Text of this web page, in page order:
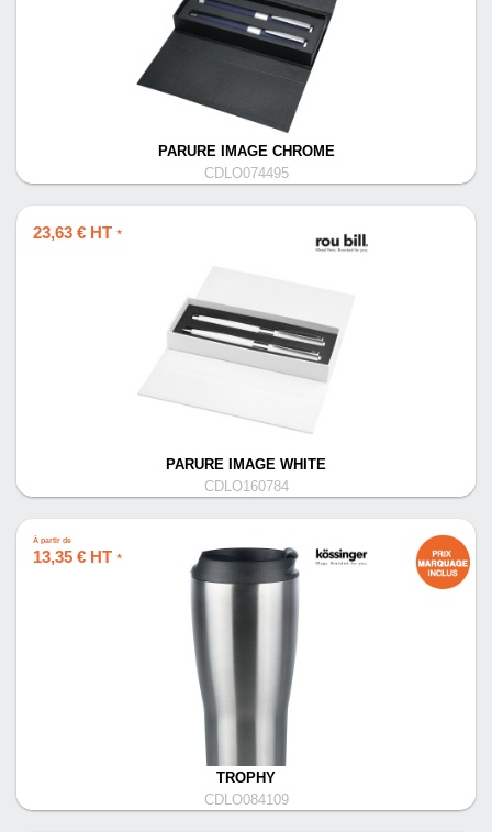
PARURE IMAGE CHROME
CDLO074495
23,63 € HT *
PARURE IMAGE WHITE
CDLO160784
À partir de
13,35 € HT *
TROPHY
CDLO084109